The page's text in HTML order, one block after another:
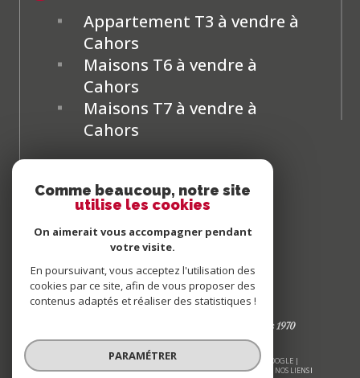
Appartement T3 à vendre à
Cahors
Maisons T6 à vendre à
Cahors
Maisons T7 à vendre à
Cahors
© 2026 | TOUS DROITS RÉSERVÉS | TRADUCTION POWERED BY GOOGLE |
NOS HONORAIRES
PLAN DU SITE MENTIONS LÉGALES ADMIN
NOS LIENS
Comme beaucoup, notre site
utilise les cookies
On aimerait vous accompagner pendant
votre visite.
En poursuivant, vous acceptez l'utilisation des
cookies par ce site, afin de vous proposer des
contenus adaptés et réaliser des statistiques !
PARAMÉTRER